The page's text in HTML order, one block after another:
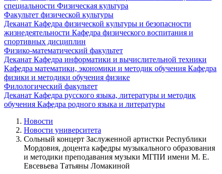
специальности Физическая культура
Факультет физической культуры
Деканат Кафедра физической культуры и безопасности
жизнедеятельности Кафедра физического воспитания и
спортивных дисциплин
Физико-математический факультет
Деканат Кафедра информатики и вычислительной техники
Кафедра математики, экономики и методик обучения Кафедра
физики и методики обучения физике
Филологический факультет
Деканат Кафедра русского языка, литературы и методик
обучения Кафедра родного языка и литературы
Новости
Новости университета
Сольный концерт Заслуженной артистки Республики
Мордовия, доцента кафедры музыкального образования
и методики преподавания музыки МГПИ имени М. Е.
Евсевьева Татьяны Ломакиной